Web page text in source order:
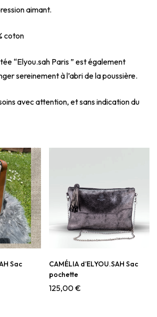
aimant.
coton
“Elyou.sah Paris ” est également
sereinement à l’abri de la poussière.
avec attention, et sans indication du
Sac
CAMÉLIA d’ELYOU.SAH Sac
pochette
125,00€